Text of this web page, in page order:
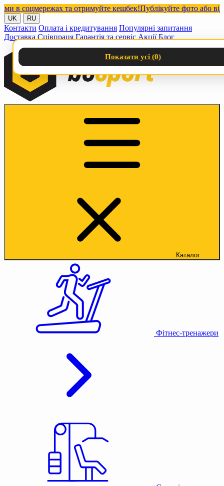
соцмережах та отримуйте кешбек!Публікуйте фото або відео
UK RU
Контакти Оплата і кредитування Популярні запитання
Доставка Співпраця Гарантія та сервіс Акції Блог
Каталог
Фітнес-тренажери
Показати усі (0)